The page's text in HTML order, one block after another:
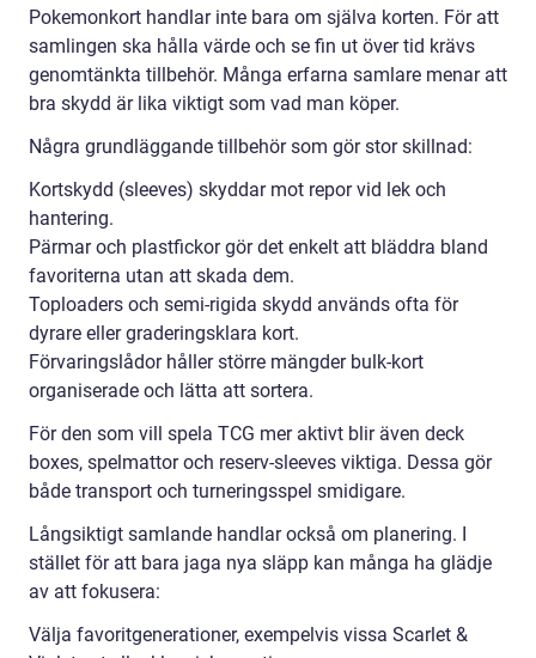
Pokemonkort handlar inte bara om själva korten. För att
samlingen ska hålla värde och se fin ut över tid krävs
genomtänkta tillbehör. Många erfarna samlare menar att
bra skydd är lika viktigt som vad man köper.
Några grundläggande tillbehör som gör stor skillnad:
Kortskydd (sleeves) skyddar mot repor vid lek och
hantering.
Pärmar och plastfickor gör det enkelt att bläddra bland
favoriterna utan att skada dem.
Toploaders och semi-rigida skydd används ofta för
dyrare eller graderingsklara kort.
Förvaringslådor håller större mängder bulk-kort
organiserade och lätta att sortera.
För den som vill spela TCG mer aktivt blir även deck
boxes, spelmattor och reserv-sleeves viktiga. Dessa gör
både transport och turneringsspel smidigare.
Långsiktigt samlande handlar också om planering. I
stället för att bara jaga nya släpp kan många ha glädje
av att fokusera:
Välja favoritgenerationer, exempelvis vissa Scarlet &